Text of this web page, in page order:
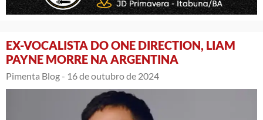
EX-VOCALISTA DO ONE DIRECTION, LIAM
PAYNE MORRE NA ARGENTINA
Pimenta Blog - 16 de outubro de 2024